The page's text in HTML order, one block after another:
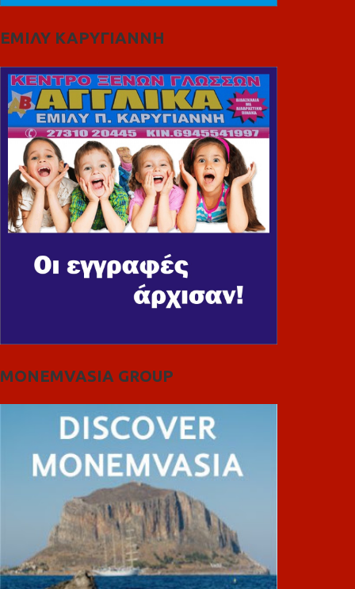
ΕΜΙΛΥ ΚΑΡΥΓΙΑΝΝΗ
MONEMVASIA GROUP